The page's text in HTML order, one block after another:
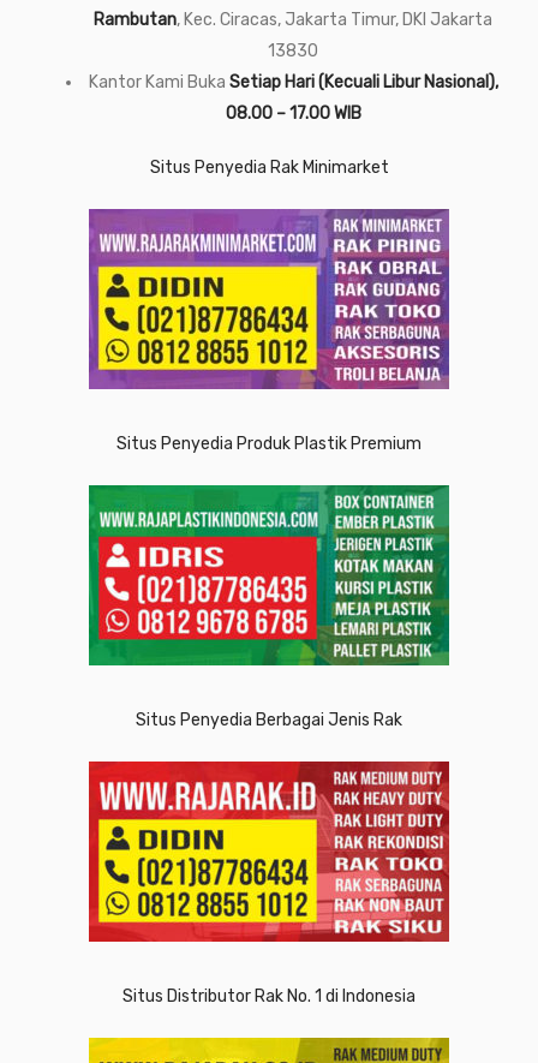
Rambutan, Kec. Ciracas, Jakarta Timur, DKI Jakarta
13830
Kantor Kami Buka Setiap Hari (Kecuali Libur Nasional),
08.00 – 17.00 WIB
Situs Penyedia Rak Minimarket
Situs Penyedia Produk Plastik Premium
Situs Penyedia Berbagai Jenis Rak
Situs Distributor Rak No. 1 di Indonesia